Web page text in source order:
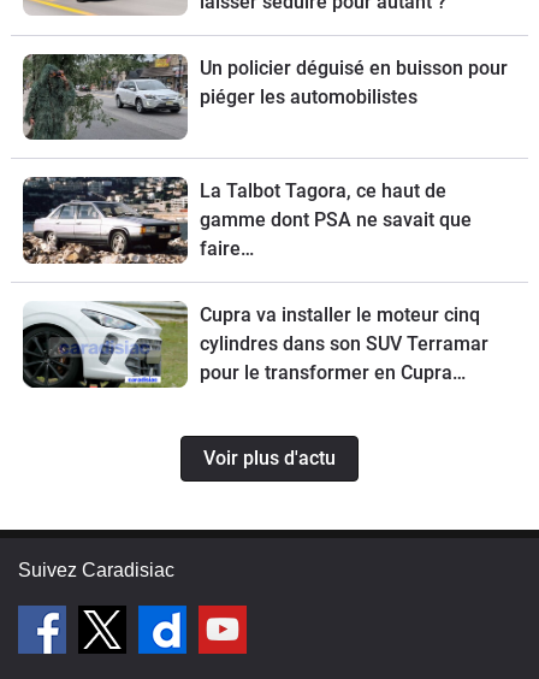
Un policier déguisé en buisson pour
piéger les automobilistes
La Talbot Tagora, ce haut de
gamme dont PSA ne savait que
faire…
Cupra va installer le moteur cinq
cylindres dans son SUV Terramar
pour le transformer en Cupra
Voir plus d'actu
Suivez Caradisiac